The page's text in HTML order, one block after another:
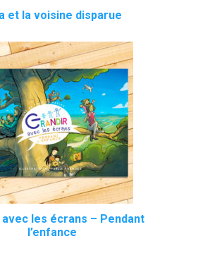
et la voisine disparue
avec les écrans – Pendant
l’enfance